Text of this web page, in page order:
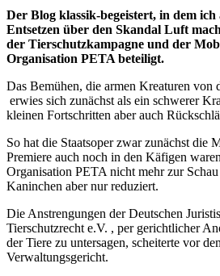
Der Blog klassik-begeistert, in dem ich
Entsetzen über den Skandal Luft
der Tierschutzkampagne und der
Organisation PETA beteiligt.
Das Bemühen, die armen Kreaturen von
erwies sich zunächst als ein schwerer
kleinen Fortschritten aber auch
So hat die Staatsoper zwar zunächst die
Premiere auch noch in den Käfigen
Organisation PETA nicht mehr zur
Kaninchen aber nur reduziert.
Die Anstrengungen der Deutschen
Tierschutzrecht e.V. , per gerichtlicher
der Tiere zu untersagen, scheiterte vor
Verwaltungsgericht.